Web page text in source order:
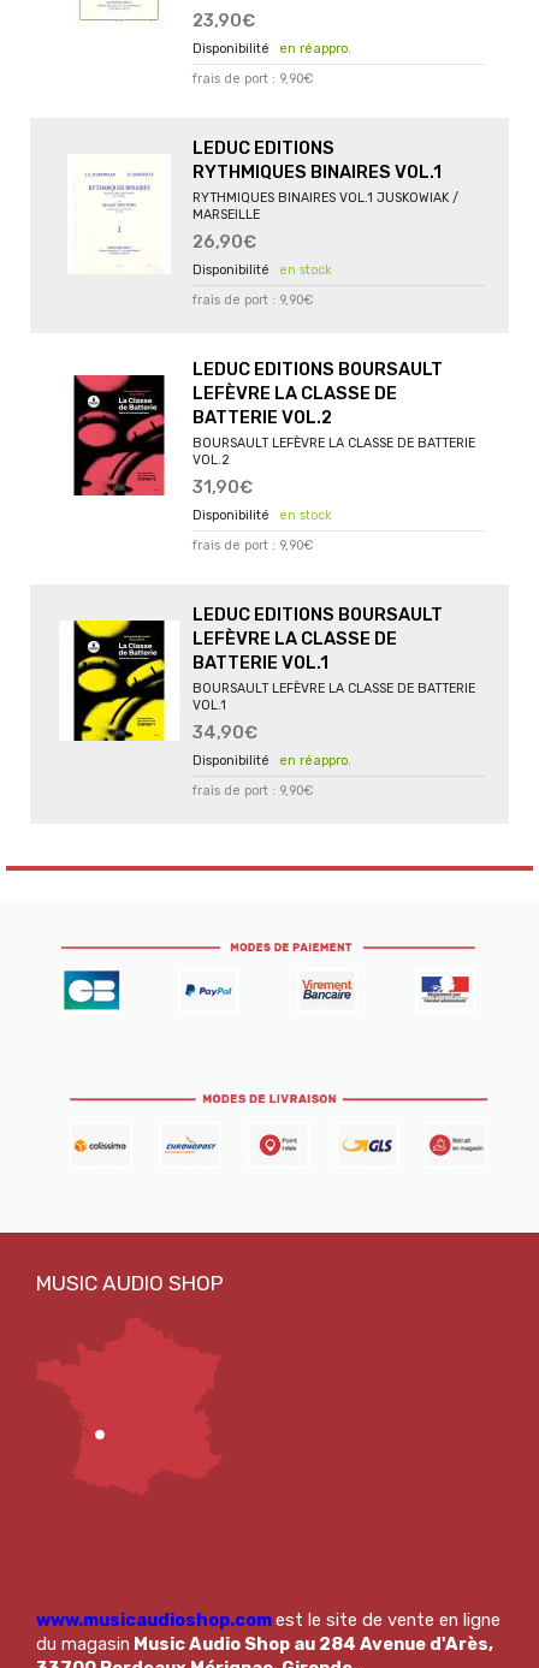
23,90€
en réappro.
frais de port : 9,90€
LEDUC EDITIONS
RYTHMIQUES BINAIRES VOL.1
RYTHMIQUES BINAIRES VOL.1 JUSKOWIAK /
MARSEILLE
26,90€
en stock
frais de port : 9,90€
LEDUC EDITIONS BOURSAULT
LEFÈVRE LA CLASSE DE
BATTERIE VOL.2
BOURSAULT LEFÈVRE LA CLASSE DE BATTERIE
VOL.2
31,90€
en stock
frais de port : 9,90€
LEDUC EDITIONS BOURSAULT
LEFÈVRE LA CLASSE DE
BATTERIE VOL.1
BOURSAULT LEFÈVRE LA CLASSE DE BATTERIE
VOL.1
34,90€
en réappro.
frais de port : 9,90€
www.musicaudioshop.comest le site de vente en ligne
du magasin Music Audio Shop au 284 Avenue d'Arès,